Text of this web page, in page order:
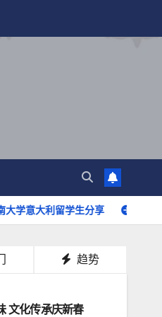
留学生分享 意大利语开班啦
趋势
文化传承庆新春